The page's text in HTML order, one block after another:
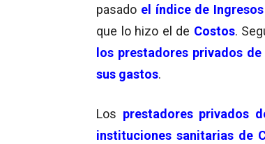
pasado el índice de
que lo hizo el de Costos.
los prestadores privados de
sus gastos.
Los prestadores privados
instituciones sanitarias de